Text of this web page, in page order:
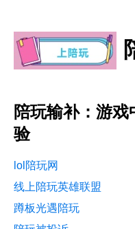
陪玩输补：游
验
lol陪玩网
线上陪玩英雄联盟
蹲板光遇陪玩